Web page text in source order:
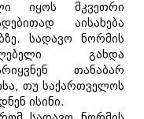
იყოს მკვეთრი
აისახება
სადავო ნორმის
გახდა
თანაბარ
თუ საქართველოს
ისინი.